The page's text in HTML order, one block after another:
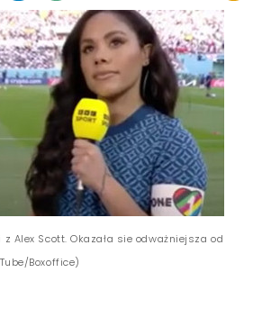
Alex Scott. Okazała sie odważniejsza od
Boxoffice)